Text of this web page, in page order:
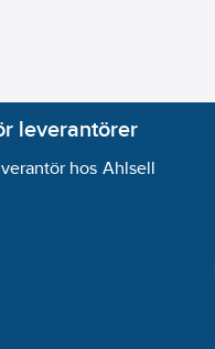
leverantörer
hos Ahlsell